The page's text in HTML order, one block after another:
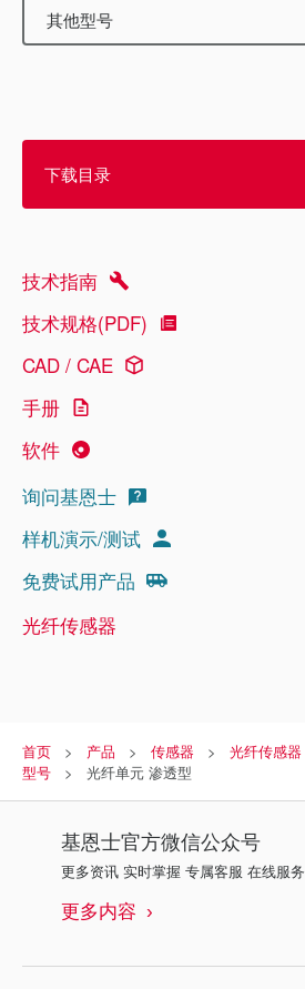
其他型号
下载目录
技术指南
技术规格(PDF)
CAD / CAE
手册
软件
询问基恩士
样机演示/测试
免费试用产品
光纤传感器
首页 产品 传感器 光纤传感器
型号
光纤单元 渗透型
基恩士官方微信公众号
更多资讯 实时掌握 专属客服 在线服务
更多内容